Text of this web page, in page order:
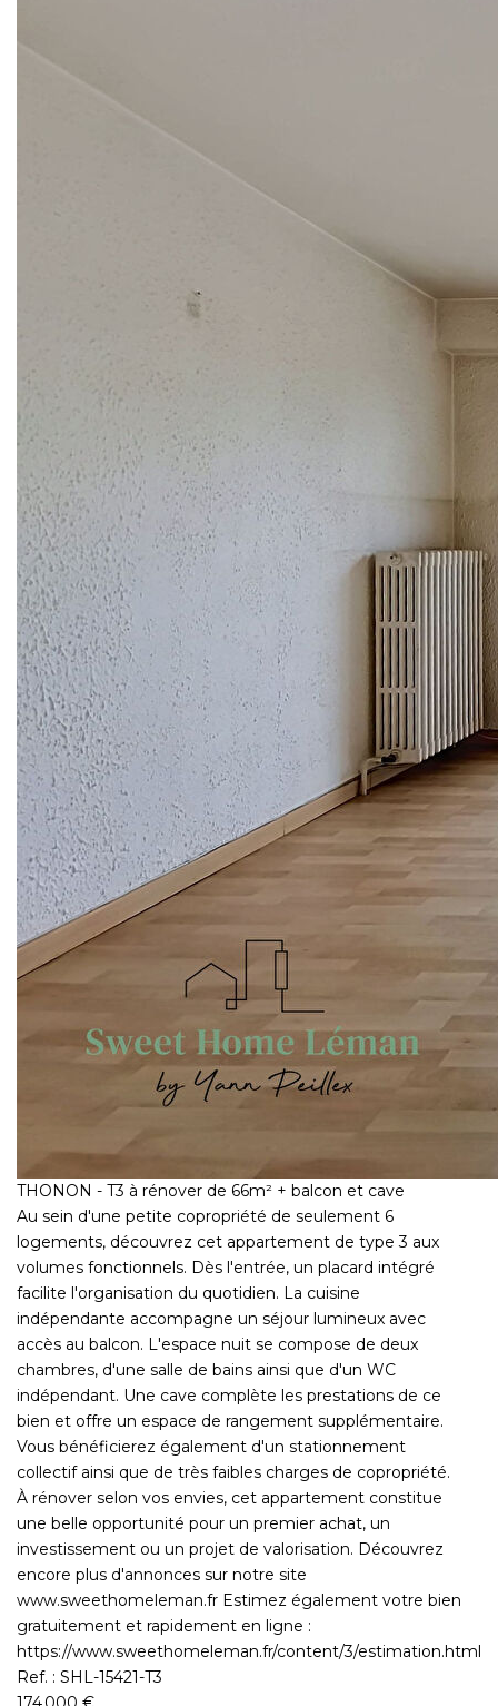
THONON - T3 à rénover de 66m² + balcon et cave
Au sein d'une petite copropriété de seulement 6
logements, découvrez cet appartement de type 3 aux
volumes fonctionnels. Dès l'entrée, un placard intégré
facilite l'organisation du quotidien. La cuisine
indépendante accompagne un séjour lumineux avec
accès au balcon. L'espace nuit se compose de deux
chambres, d'une salle de bains ainsi que d'un WC
indépendant. Une cave complète les prestations de ce
bien et offre un espace de rangement supplémentaire.
Vous bénéficierez également d'un stationnement
collectif ainsi que de très faibles charges de copropriété.
À rénover selon vos envies, cet appartement constitue
une belle opportunité pour un premier achat, un
investissement ou un projet de valorisation. Découvrez
encore plus d'annonces sur notre site
www.sweethomeleman.fr Estimez également votre bien
gratuitement et rapidement en ligne :
https://www.sweethomeleman.fr/content/3/estimation.html
Ref. : SHL-15421-T3